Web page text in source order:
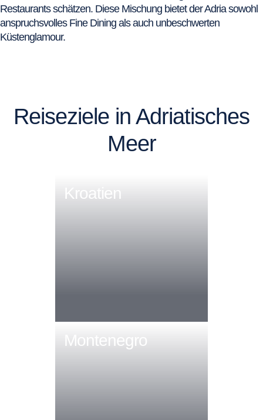
Restaurants schätzen. Diese Mischung bietet der Adria sowohl
anspruchsvolles Fine Dining als auch unbeschwerten
Küstenglamour.
Reiseziele in Adriatisches
Meer
Kroatien
Montenegro